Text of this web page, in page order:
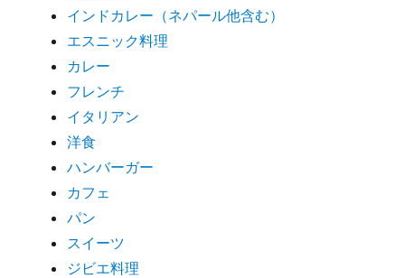
インドカレー（ネパール他含む）
エスニック料理
カレー
フレンチ
イタリアン
洋食
ハンバーガー
カフェ
パン
スイーツ
ジビエ料理